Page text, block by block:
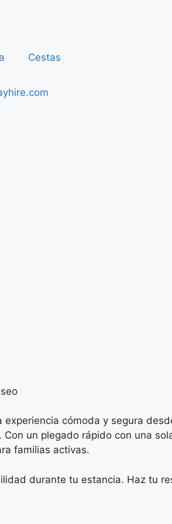
Cestas
cómoda y segura
un plegado rápido con una
familias activas.
durante tu estancia. Haz tu